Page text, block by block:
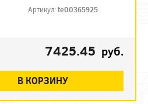
Артикул:te00365925
7425.45 руб.
В КОРЗИНУ